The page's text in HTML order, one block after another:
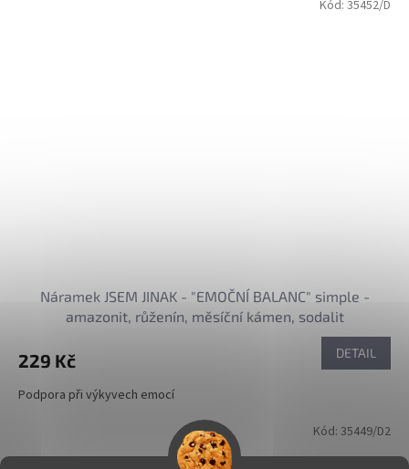
Náramek JSEM JINAK - "EMOČNÍ BALANC" simple -
amazonit, růženín, měsíční kámen, sodalit
229 Kč DETAIL
Podpora při výkyvech emocí
Kód: 35452/D
Kód: 35449/D2